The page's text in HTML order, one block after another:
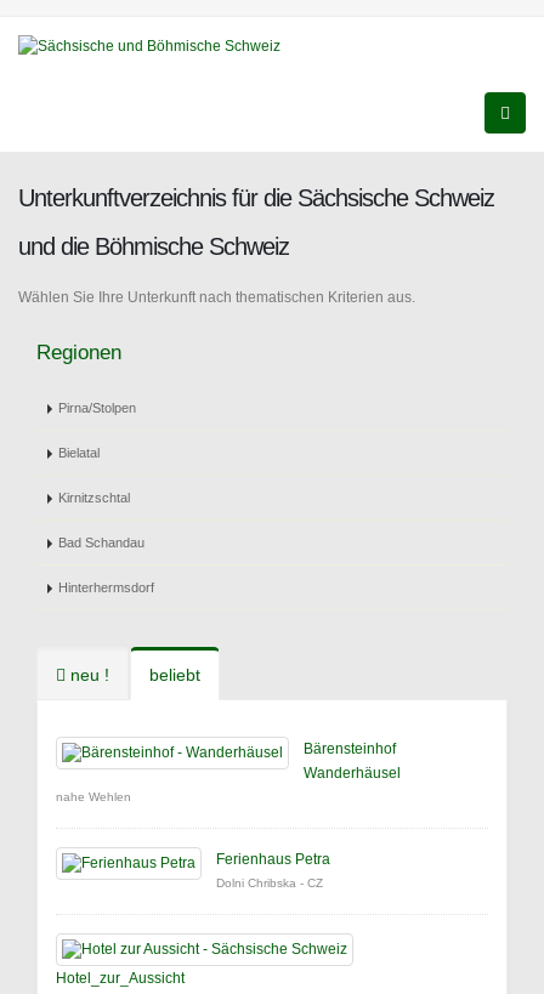
Unterkunftverzeichnis für die Sächsische Schweiz
und die Böhmische Schweiz
Wählen Sie Ihre Unterkunft nach thematischen Kriterien aus.
Regionen
Pirna/Stolpen
Bielatal
Kirnitzschtal
Bad Schandau
Hinterhermsdorf
neu ! beliebt
Bärensteinhof
Wanderhäusel
nahe Wehlen
Ferienhaus Petra
Dolni Chribska - CZ
Hotel_zur_Aussicht